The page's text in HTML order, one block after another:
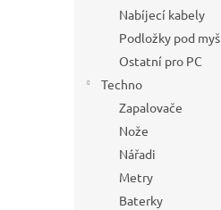
Nabíjecí kabely
Podložky pod myš
Ostatní pro PC
Techno
Zapalovače
Nože
Nářadi
Metry
Baterky